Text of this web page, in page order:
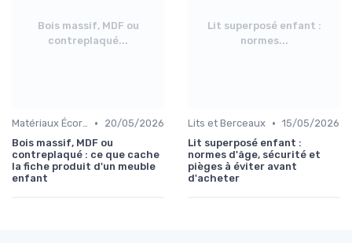
Bois massif, MDF ou
contreplaqué...
Matériaux Écoresponsables •
20/05/2026
Bois massif, MDF ou
contreplaqué : ce que cache
la fiche produit d'un meuble
enfant
Lit superposé enfant :
normes...
Lits et Berceaux • 15/05/2026
Lit superposé enfant :
normes d'âge, sécurité et
pièges à éviter avant
d'acheter